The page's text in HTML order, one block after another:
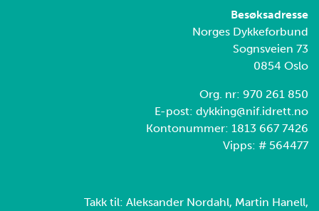
Besøksadresse
Norges Dykkeforbund
Sognsveien 73
0854 Oslo
Org. nr: 970 261 850
E-post: dykking@nif.idrett.no
Kontonummer: 1813 667 7426
Vipps: # 564477
Takk til: Aleksander Nordahl, Martin Hanell,